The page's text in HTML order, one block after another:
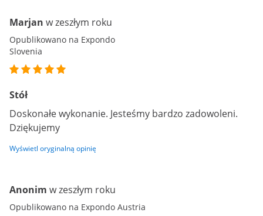
Marjan w zeszłym roku
Opublikowano na Expondo
Slovenia
Stół
Doskonałe wykonanie. Jesteśmy bardzo zadowoleni.
Dziękujemy
Wyświetl oryginalną opinię
Anonim w zeszłym roku
Opublikowano na Expondo Austria